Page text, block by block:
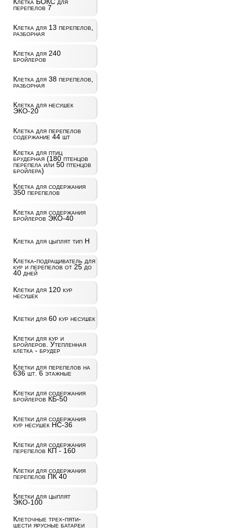
перепелов 7
Клетка для 13 перепелов,
разборная
Клетка для 240
бройлеров
Клетка для 38 перепелов,
разборная
Клетка для несушек
ЭКО-20
Клетка для перепелов
содержание 44 шт
Клетка для птиц
брудерная (180 птенцов
перепела или 50 птенцов
бройлера)
Клетка для содержания
350 перепелов
Клетка для содержания
бройлеров ЭКО-40
Клетка для цыплят тип Н
Клетка-подращиватель для
кур и перепелов от 25 до
40 дней
Клетки для 120 кур
несушек
Клетки для 60 кур несушек
Клетки для кур и
бройлеров. Утепленная
клетка - брудер
Клетки для перепелов на
636 шт. 6 этажные
Клетки для содержания
бройлеров КБ-50
Клетки для содержания
кур несушек НС-36
Клетки для содержания
перепелов КП - 160
Клетки для содержания
перепелов ПК 40
Клетки для цыплят
ЭКО-100
Клеточные трех-пяти-
шести ярусные батареи